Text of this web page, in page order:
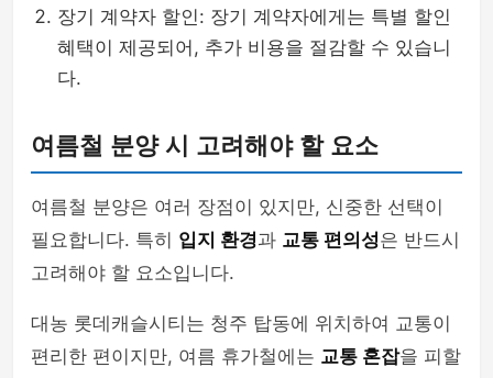
장기 계약자 할인: 장기 계약자에게는 특별 할인
혜택이 제공되어, 추가 비용을 절감할 수 있습니
다.
여름철 분양 시 고려해야 할 요소
여름철 분양은 여러 장점이 있지만, 신중한 선택이
필요합니다. 특히 입지 환경과 교통 편의성은 반드시
고려해야 할 요소입니다.
대농 롯데캐슬시티는 청주 탑동에 위치하여 교통이
편리한 편이지만, 여름 휴가철에는 교통 혼잡을 피할